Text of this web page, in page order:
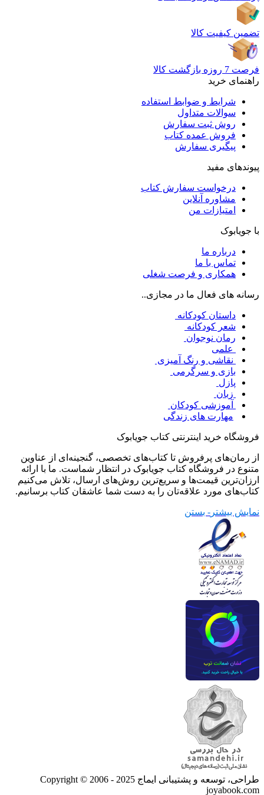
تضمین کیفیت کالا
فرصت 7 روزه بازگشت کالا
راهنمای خرید
شرایط و ضوابط استفاده
سوالات متداول
روش ثبت سفارش
فروش عمده کتاب
پیگیری سفارش
پیوندهای مفید
درخواست سفارش کتاب
مشاوره آنلاین
امتیازات من
با جویابوک
درباره ما
تماس با ما
همکاری و فرصت شغلی
رسانه های فعال ما در مجازی..
داستان کودکانه
شعر کودکانه
رمان نوجوان
علمی
نقاشی و رنگ آمیزی
بازی و سرگرمی
پازل
زبان
آموزشی کودکان
مهارت های زندگی
فروشگاه خرید اینترنتی کتاب جویابوک
از رمان‌های پرفروش تا کتاب‌های تخصصی، گنجینه‌ای از عناوین
متنوع در فروشگاه کتاب جویابوک در انتظار شماست. ما با ارائه
ارزان‌ترین قیمت‌ها و سریع‌ترین روش‌های ارسال، تلاش می‌کنیم
کتاب‌های مورد علاقه‌تان را به دست شما عاشقان کتاب برسانیم.
نمایش بیشتر - بستن
طراحی، توسعه و پشتیبانی ایماج Copyright © 2006 - 2025
joyabook.com